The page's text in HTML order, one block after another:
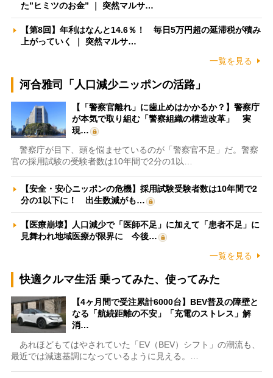
た”ヒミツのお金” ｜ 突然マルサ…
【第8回】年利はなんと14.6％！ 毎日5万円超の延滞税が積み
上がっていく ｜ 突然マルサ…
一覧を見る
河合雅司「人口減少ニッポンの活路」
【「警察官離れ」に歯止めはかかるか？】警察庁
が本気で取り組む「警察組織の構造改革」 実
現…
警察庁が目下、頭を悩ませているのが「警察官不足」だ。警察
官の採用試験の受験者数は10年間で2分の1以…
【安全・安心ニッポンの危機】採用試験受験者数は10年間で2
分の1以下に！ 出生数減がも…
【医療崩壊】人口減少で「医師不足」に加えて「患者不足」に
見舞われ地域医療が限界に 今後…
一覧を見る
快適クルマ生活 乗ってみた、使ってみた
【4ヶ月間で受注累計6000台】BEV普及の障壁と
なる「航続距離の不安」「充電のストレス」解
消…
あれほどもてはやされていた「EV（BEV）シフト」の潮流も、
最近では減速基調になっているように見える。…